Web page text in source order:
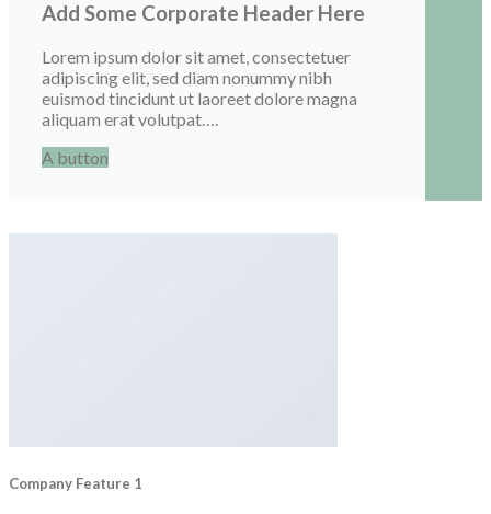
Add Some Corporate Header Here
Lorem ipsum dolor sit amet, consectetuer
adipiscing elit, sed diam nonummy nibh
euismod tincidunt ut laoreet dolore magna
aliquam erat volutpat….
A button
Company Feature 1